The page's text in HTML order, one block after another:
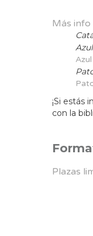
Más info
Azul
Azul
¡Si estás
con la
Plazas